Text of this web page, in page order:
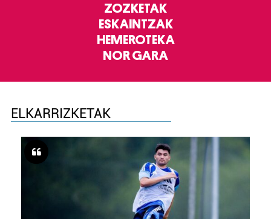
ZOZKETAK
ESKAINTZAK
HEMEROTEKA
NOR GARA
ELKARRIZKETAK